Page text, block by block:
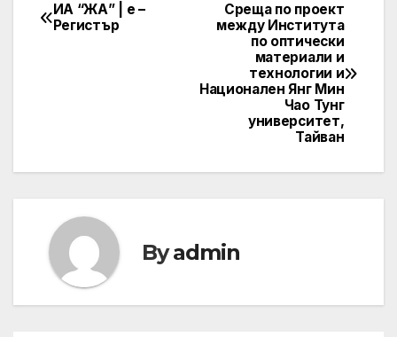
Post
Среща по проект
между Института
по оптически
материали и
технологии и
Национален Янг Мин
Чао Тунг
университет,
Тайван
ИА “ЖА” | е –
Регистър
Byadmin